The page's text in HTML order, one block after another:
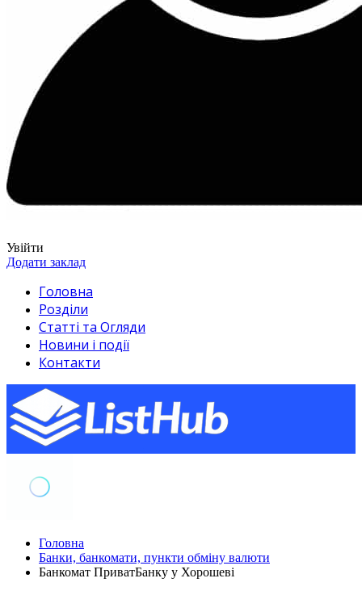
Увійти
Додати заклад
Головна
Розділи
Статті та Огляди
Новини і події
Контакти
Головна
Банки, банкомати, пункти обміну валюти
Банкомат ПриватБанку у Хорошеві